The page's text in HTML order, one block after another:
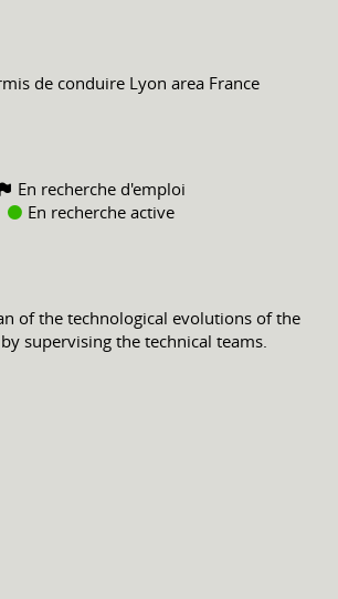
de conduire Lyon area France
En recherche d'emploi
En recherche active
of the technological evolutions of the
supervising the technical teams.